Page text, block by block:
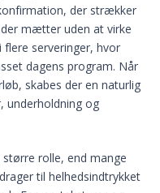
der strækker
mætter uden at virke
serveringer, hvor
dagens program. Når
skabes der en naturlig
underholdning og
rolle, end mange
til helhedsindtrykket